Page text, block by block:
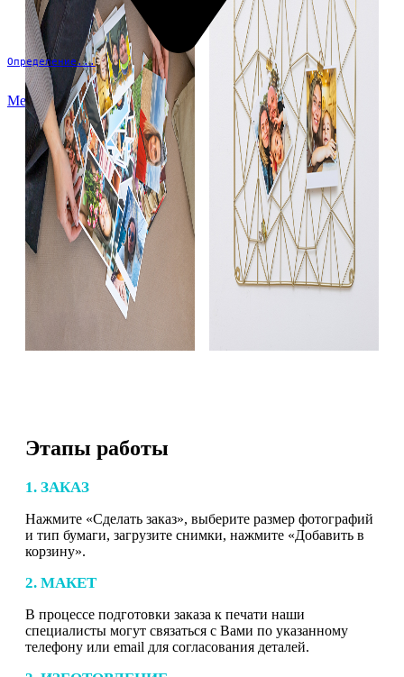
Определение...
Меню
Этапы работы
1. ЗАКАЗ
Нажмите «Сделать заказ», выберите размер фотографий
и тип бумаги, загрузите снимки, нажмите «Добавить в
корзину».
2. МАКЕТ
В процессе подготовки заказа к печати наши
специалисты могут связаться с Вами по указанному
телефону или email для согласования деталей.